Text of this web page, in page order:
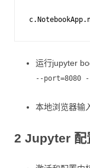
c. NotebookApp.
运行jupyter
--port=8080
本地浏览器输
2 Jupyter 配